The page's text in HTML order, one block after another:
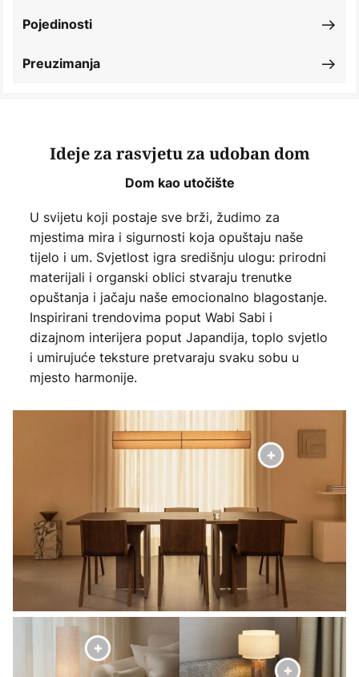
Pojedinosti
Preuzimanja
Ideje za rasvjetu za udoban dom
Dom kao utočište
U svijetu koji postaje sve brži, žudimo za
mjestima mira i sigurnosti koja opuštaju naše
tijelo i um. Svjetlost igra središnju ulogu: prirodni
materijali i organski oblici stvaraju trenutke
opuštanja i jačaju naše emocionalno blagostanje.
Inspirirani trendovima poput Wabi Sabi i
dizajnom interijera poput Japandija, toplo svjetlo
i umirujuće teksture pretvaraju svaku sobu u
mjesto harmonije.